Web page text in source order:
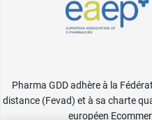
Pharma GDD adhère à la
distance (Fevad) et à sa charte
européen